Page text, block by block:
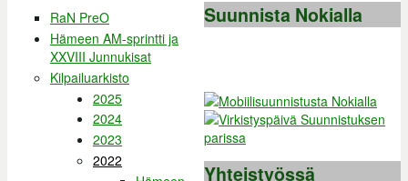
RaN PreO
Hämeen AM-sprintti ja
XXVIII Junnukisat
Kilpailuarkisto
2025
2024
2023
2022
Suunnista Nokialla
Yhteistyössä